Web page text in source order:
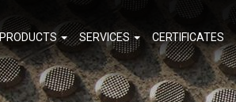
PRODUCTS SERVICES CERTIFICATES